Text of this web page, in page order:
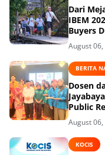
Dari
IBEM
Buyers
August
BERITA
Dosen
Public
August
KOCIS